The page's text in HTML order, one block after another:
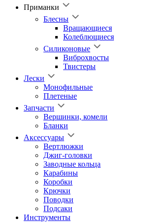
Приманки
Блесны
Вращающиеся
Колеблющиеся
Силиконовые
Виброхвосты
Твистеры
Лески
Монофильные
Плетеные
Запчасти
Вершинки, комели
Бланки
Аксессуары
Вертлюжки
Джиг-головки
Заводные кольца
Карабины
Коробки
Крючки
Поводки
Подсаки
Инструменты